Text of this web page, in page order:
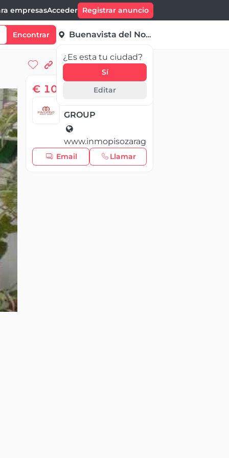
empresasAcceder Registrar anuncio
Encontrar Buenavista del Norte
¿Es esta tu ciudad?
Sí
Editar
€ 109 999,00
GROUP
www.inmopisozaragoza.com
Email Llamar